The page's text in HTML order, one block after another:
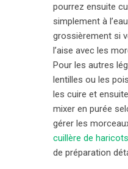
pourrez ensuite
simplement à
grossièrement si
l’aise avec les
Pour les autres
lentilles ou les
les cuire et
mixer en purée
gérer les
cuillère de
de préparation